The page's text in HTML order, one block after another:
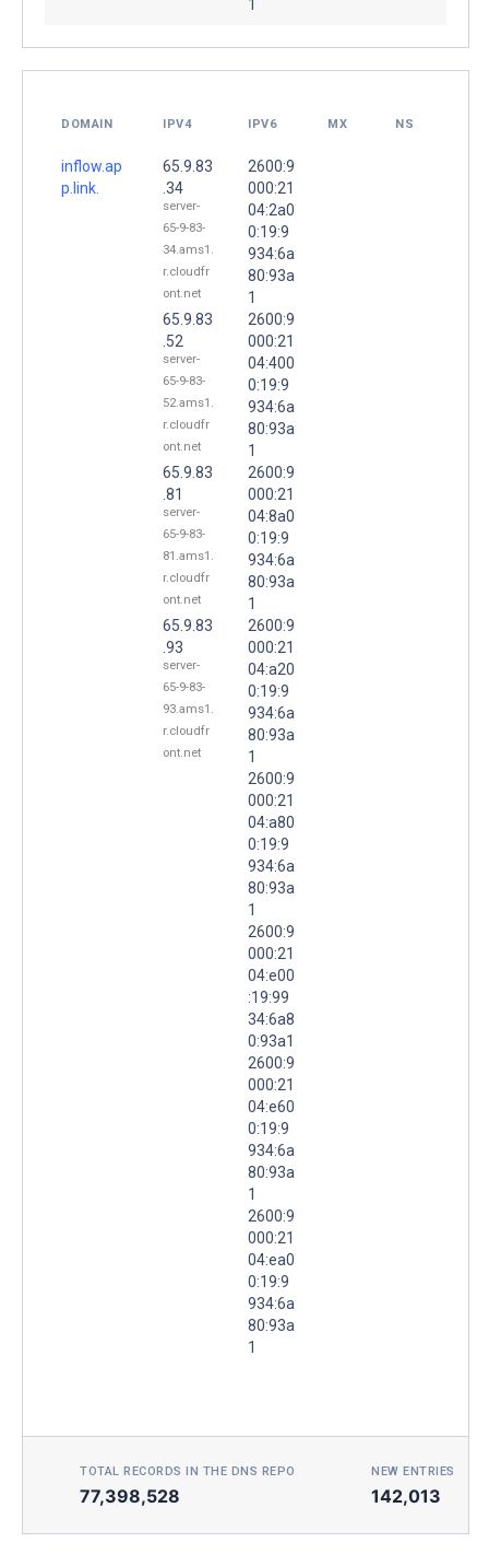
1
DOMAIN IPV4 IPV6 MX NS
inflow.ap
p.link.
65.9.83
.34
server-
65-9-83-
34.ams1.
r.cloudfr
ont.net
65.9.83
.52
server-
65-9-83-
52.ams1.
r.cloudfr
ont.net
65.9.83
.81
server-
65-9-83-
81.ams1.
r.cloudfr
ont.net
65.9.83
.93
server-
65-9-83-
93.ams1.
r.cloudfr
ont.net
2600:9
000:21
04:2a0
0:19:9
934:6a
80:93a
1
2600:9
000:21
04:400
0:19:9
934:6a
80:93a
1
2600:9
000:21
04:8a0
0:19:9
934:6a
80:93a
1
2600:9
000:21
04:a20
0:19:9
934:6a
80:93a
1
2600:9
000:21
04:a80
0:19:9
934:6a
80:93a
1
2600:9
000:21
04:e00
:19:99
34:6a8
0:93a1
2600:9
000:21
04:e60
0:19:9
934:6a
80:93a
1
2600:9
000:21
04:ea0
0:19:9
934:6a
80:93a
1
TOTAL RECORDS IN THE DNS REPO
77,398,528
NEW ENTRIES
142,013